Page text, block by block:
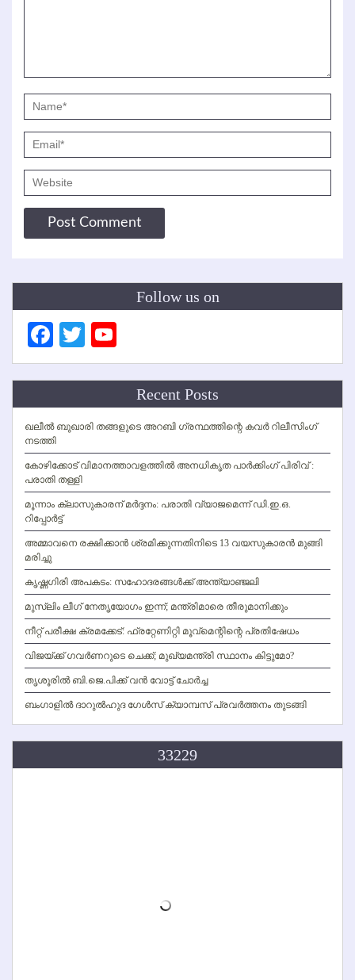
Follow us on
Facebook
Twitter
Channel
Recent Posts
ഖലീല്‍ ബുഖാരി തങ്ങളുടെ അറബി ഗ്രന്ഥത്തിന്റെ കവര്‍ റിലീസിംഗ്
നടത്തി
കോഴിക്കോട് വിമാനത്താവളത്തില്‍ അനധികൃത പാര്‍ക്കിംഗ് പിരിവ് :
പരാതി തള്ളി
മൂന്നാം ക്ലാസുകാരന് മര്‍ദ്ദനം: പരാതി വ്യാജമെന്ന് ഡി.ഇ.ഒ.
റിപ്പോര്‍ട്ട്
അമ്മാവനെ രക്ഷിക്കാന്‍ ശ്രമിക്കുന്നതിനിടെ 13 വയസുകാരന്‍ മുങ്ങി
മരിച്ചു
കൃഷ്ണഗിരി അപകടം: സഹോദരങ്ങള്‍ക്ക് അന്ത്യാഞ്ജലി
മുസ്ലിം ലീഗ് നേതൃയോഗം ഇന്ന്; മന്ത്രിമാരെ തീരുമാനിക്കും
നീറ്റ് പരീക്ഷ ക്രമക്കേട്: ഫ്രറ്റേണിറ്റി മൂവ്‌മെന്റിന്റെ പ്രതിഷേധം
വിജയ്ക്ക് ഗവര്‍ണറുടെ ചെക്ക്; മുഖ്യമന്ത്രി സ്ഥാനം കിട്ടുമോ?
തൃശൂരില്‍ ബി.ജെ.പിക്ക് വന്‍ വോട്ട് ചോര്‍ച്ച
ബംഗാളില്‍ ദാറുല്‍ഹുദ ഗേള്‍സ് ക്യാമ്പസ് പ്രവര്‍ത്തനം തുടങ്ങി
33229